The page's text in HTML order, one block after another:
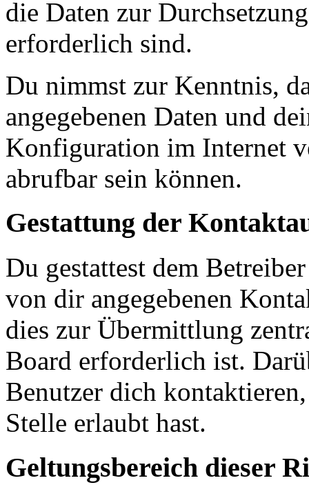
die Daten zur
erforderlich sind.
Du nimmst zur Kenntnis,
angegebenen Daten und
Konfiguration im Internet
abrufbar sein können.
Gestattung der
Du gestattest dem
von dir angegebenen
dies zur Übermittlung
Board erforderlich ist.
Benutzer dich
Stelle erlaubt hast.
Geltungsbereich dieser